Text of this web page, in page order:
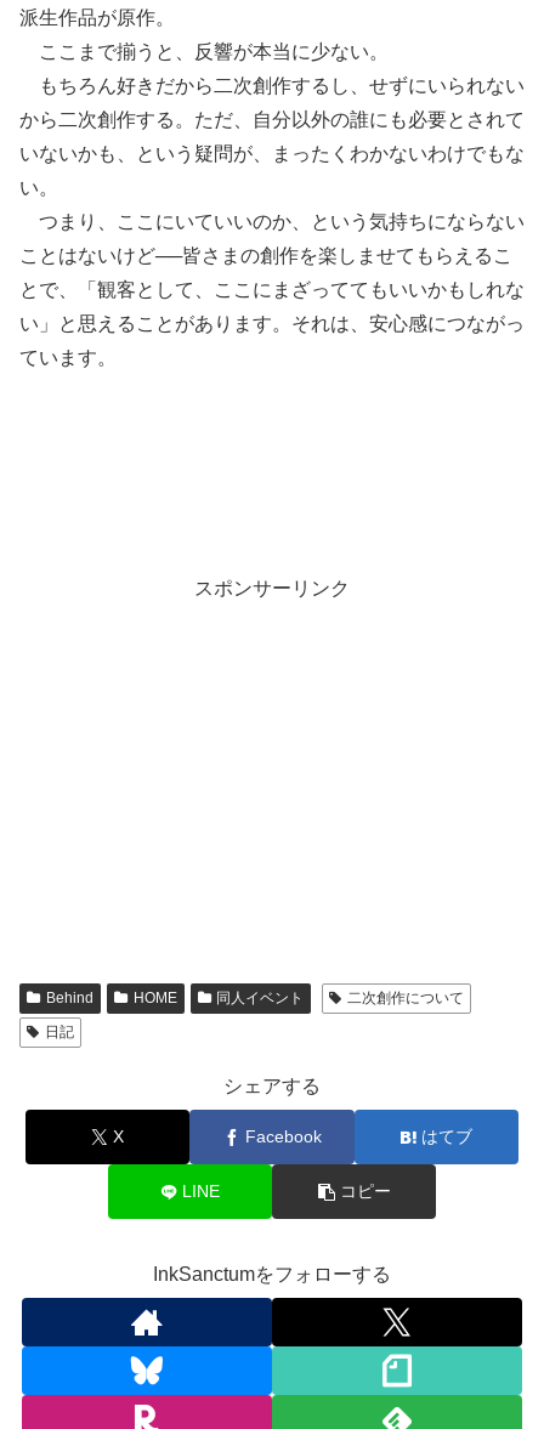
派生作品が原作。
ここまで揃うと、反響が本当に少ない。
もちろん好きだから二次創作するし、せずにいられない
から二次創作する。ただ、自分以外の誰にも必要とされて
いないかも、という疑問が、まったくわかないわけでもな
い。
つまり、ここにいていいのか、という気持ちにならない
ことはないけど──皆さまの創作を楽しませてもらえるこ
とで、「観客として、ここにまざっててもいいかもしれな
い」と思えることがあります。それは、安心感につながっ
ています。
スポンサーリンク
Behind HOME 同人イベント
二次創作について
日記
シェアする
X Facebook はてブ
LINE コピー
InkSanctumをフォローする